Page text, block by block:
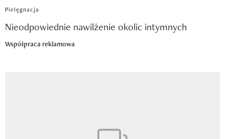
Pielęgnacja
Nieodpowiednie nawilżenie okolic intymnych
Współpraca reklamowa